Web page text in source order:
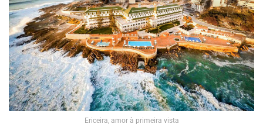
Ericeira, amor à primeira vista